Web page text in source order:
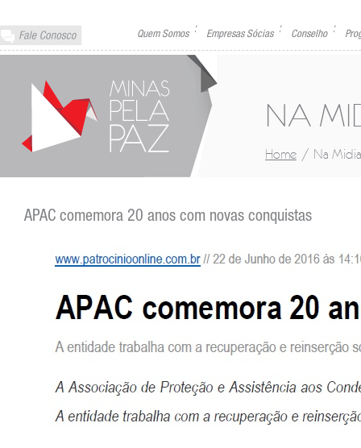
Quem Somos Empresas Sócias Conselho
NA
Home / Na Midia
APAC comemora 20 anos com novas conquistas